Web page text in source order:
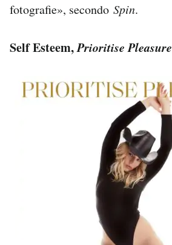
fotografie», secondo Spin.
Self Esteem,Prioritise Pleasure